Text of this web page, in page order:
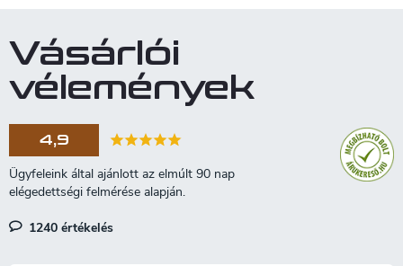
Vásárlói
vélemények
4,9
1240 értékelés